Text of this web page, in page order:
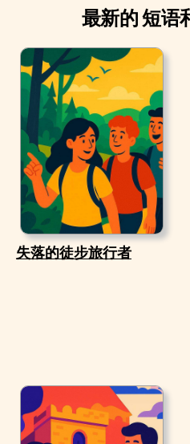
最新的 短语
失落的徒步旅行者